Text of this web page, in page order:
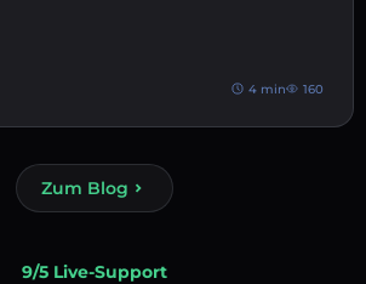
4 min 160
Zum Blog
9/5 Live-Support